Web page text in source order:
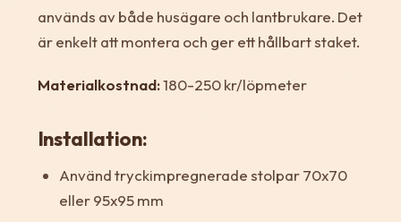
används av både husägare och lantbrukare. Det
är enkelt att montera och ger ett hållbart staket.
Materialkostnad:180-250 kr/löpmeter
Installation:
Använd tryckimpregnerade stolpar 70x70
eller 95x95 mm